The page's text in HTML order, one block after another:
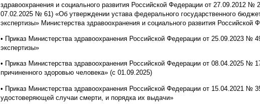
здравоохранения и социального развития Российской Федерации от 27.09.2012
07.02.2025 № 61) «Об утверждении устава федерального государственного
экспертизы» Министерства здравоохранения и социального развития Российской
• Приказ Министерства здравоохранения Российской Федерации от 25.09.2023 №
экспертизы»
• Приказ Министерства здравоохранения Российской Федерации от 08.04.2025 №
причиненного здоровью человека» (с 01.09.2025)
• Приказ Министерства здравоохранения Российской Федерации от 15.04.2021 №
удостоверяющей случаи смерти, и порядка их выдачи»